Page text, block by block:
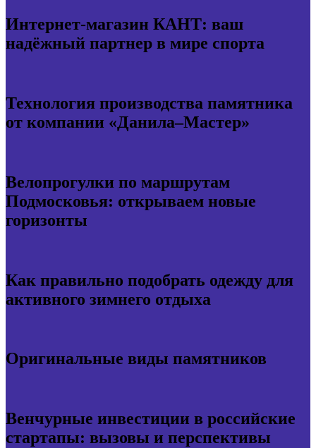
Интернет-магазин КАНТ: ваш
надёжный партнер в мире спорта
Технология производства памятника
от компании «Данила–Мастер»
Велопрогулки по маршрутам
Подмосковья: открываем новые
горизонты
Как правильно подобрать одежду для
активного зимнего отдыха
Оригинальные виды памятников
Венчурные инвестиции в российские
стартапы: вызовы и перспективы